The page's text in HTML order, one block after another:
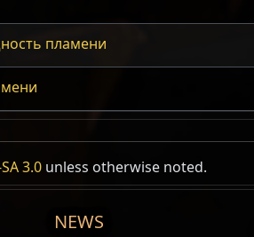
пламени
3.0 unless otherwise noted.
NEWS